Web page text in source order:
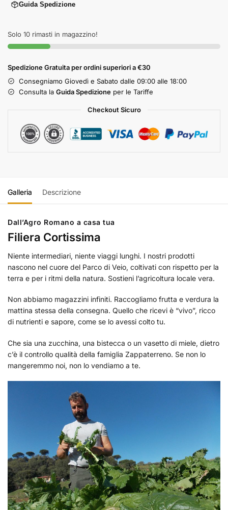
Guida Spedizione
Solo 10 rimasti in magazzino!
Spedizione Gratuita per ordini superiori a €30
Consegniamo Giovedì e Sabato dalle 09:00 alle 18:00
Consulta la Guida Spedizione per le Tariffe
Checkout Sicuro
Galleria Descrizione
Dall’Agro Romano a casa tua
Filiera Cortissima
Niente intermediari, niente viaggi lunghi. I nostri prodotti
nascono nel cuore del Parco di Veio, coltivati con rispetto per la
terra e per i ritmi della natura. Sostieni l’agricoltura locale vera.
Non abbiamo magazzini infiniti. Raccogliamo frutta e verdura la
mattina stessa della consegna. Quello che ricevi è “vivo”, ricco
di nutrienti e sapore, come se lo avessi colto tu.
Che sia una zucchina, una bistecca o un vasetto di miele, dietro
c’è il controllo qualità della famiglia Zappaterreno. Se non lo
mangeremmo noi, non lo vendiamo a te.